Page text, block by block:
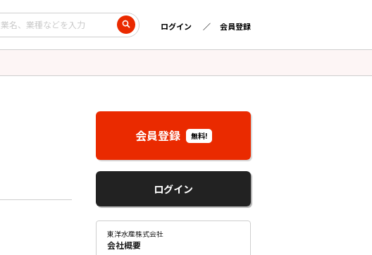
ログイン 会員登録
会員登録 無料!
ログイン
東洋水産株式会社
会社概要